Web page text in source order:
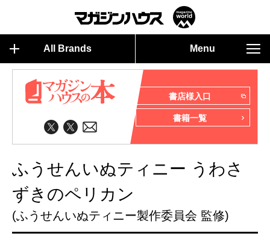
All Brands Menu
書店様入口
書籍一覧
ふうせんいぬティニー うわさ
ずきのペリカン
(ふうせんいぬティニー製作委員会 監修)